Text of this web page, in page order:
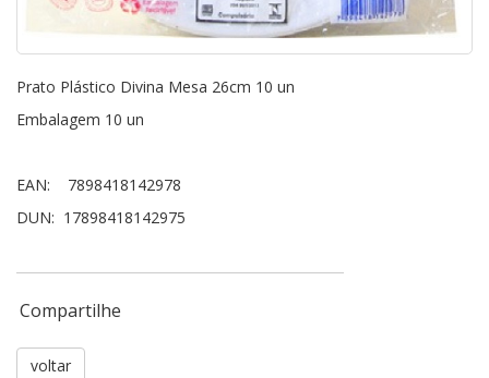
Prato Plástico Divina Mesa 26cm 10 un
Embalagem 10 un
EAN: 7898418142978
DUN: 17898418142975
Compartilhe
voltar